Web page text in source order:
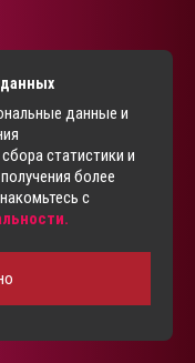
данные и
статистики и
более
с